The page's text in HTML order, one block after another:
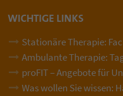
WICHTIGE LINKS
Stationäre Therapie:
Ambulante Therapie:
proFIT – Angebote für
Was wollen Sie wissen: